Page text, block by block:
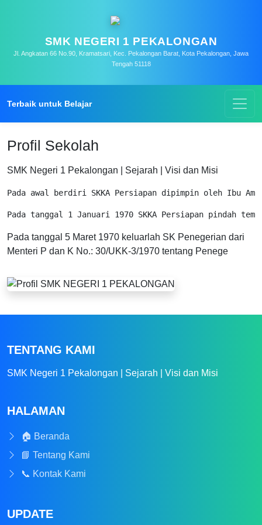
SMK NEGERI 1 PEKALONGAN
Jl. Angkatan 66 No.90, Kramatsari, Kec. Pekalongan Barat, Kota Pekalongan, Jawa
Tengah 51118
Terbaik untuk Belajar
Profil Sekolah
SMK Negeri 1 Pekalongan | Sejarah | Visi dan Misi
Pada awal berdiri SKKA Persiapan dipimpin oleh Ibu
Pada tanggal 1 Januari 1970 SKKA Persiapan pindah
Pada tanggal 5 Maret 1970 keluarlah SK Penegerian dari
Menteri P dan K No.: 30/UKK-3/1970 tentang Penege
TENTANG KAMI
SMK Negeri 1 Pekalongan | Sejarah | Visi dan Misi
HALAMAN
🏠 Beranda
📘 Tentang Kami
📞 Kontak Kami
UPDATE